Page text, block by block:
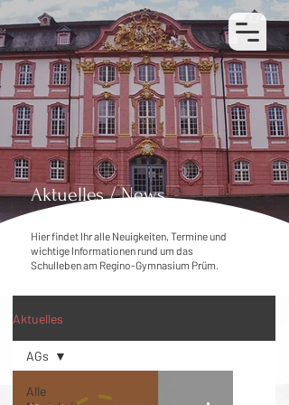
Kontakt
Vertretungsplan
Aktuelles / News
Hier findet Ihr alle Neuigkeiten, Termine und
wichtige Informationen rund um das
Schulleben am Regino-Gymnasium Prüm.
Aktuelles
Alle
AGs